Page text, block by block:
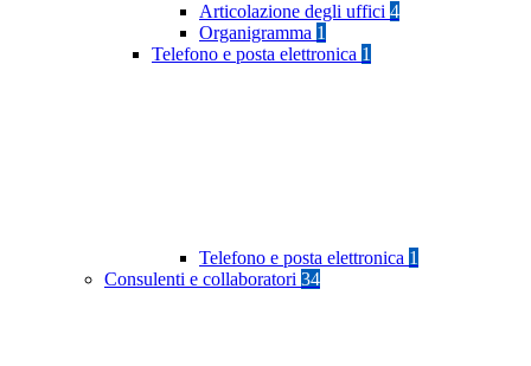
Articolazione degli uffici 4
Organigramma 1
Telefono e posta elettronica 1
Telefono e posta elettronica 1
Consulenti e collaboratori 34